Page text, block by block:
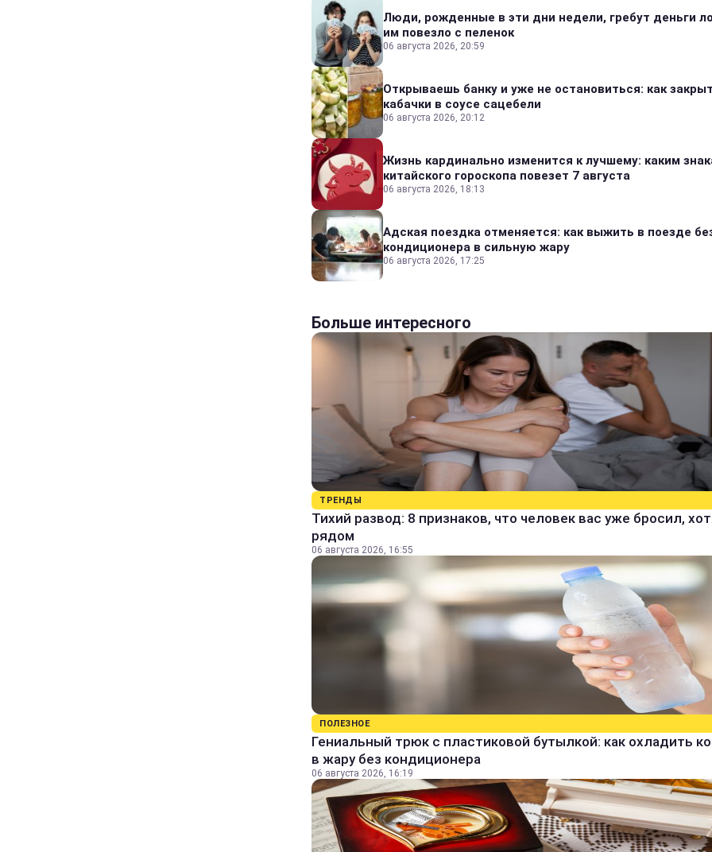
Люди, рожденные в эти дни недели, гребут деньги
им повезло с пеленок
06 августа 2026, 20:59
Открываешь банку и уже не остановиться: как
кабачки в соусе сацебели
06 августа 2026, 20:12
Жизнь кардинально изменится к лучшему: каким
китайского гороскопа повезет 7 августа
06 августа 2026, 18:13
Адская поездка отменяется: как выжить в поезде
кондиционера в сильную жару
06 августа 2026, 17:25
Больше интересного
ТРЕНДЫ
Тихий развод: 8 признаков, что человек вас уже бросил,
рядом
06 августа 2026, 16:55
ПОЛЕЗНОЕ
Гениальный трюк с пластиковой бутылкой: как охладить
в жару без кондиционера
06 августа 2026, 16:19